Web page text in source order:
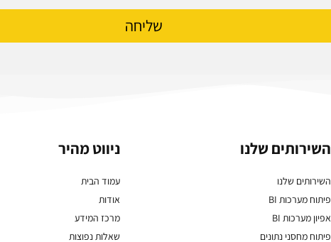
שליחה
השירותים שלנו
השירותים שלנו
פיתוח מערכות BI
אפיון מערכות BI
פיתוח מחסני נתונים
ניווט מהיר
עמוד הבית
אודות
מרכז המידע
שאלות נפוצות